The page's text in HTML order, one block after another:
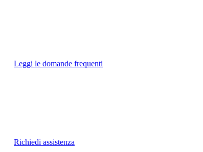
Leggi le domande frequenti
Richiedi assistenza